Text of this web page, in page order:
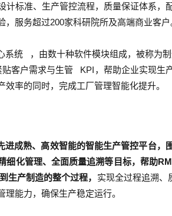
计标准、生产管控流程，质量保证体系，
服务超过200家科研院所及高端商业客户
系统
，由数十种软件模块组成，被称为
客户需求与生管
KPI，帮助企业实现生
率的同时，完成工厂管理智能化提升。
进成熟、高效智能的智能生产管控平台，
细化管理、全面质量追溯等目标，帮助
生产制造的整个过程， 实现全过程追溯、
能力，确保生产稳定运行。